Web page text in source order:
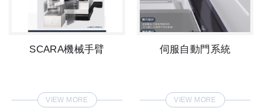
SCARA機械手臂
VIEW MORE
伺服自動門系統
VIEW MORE